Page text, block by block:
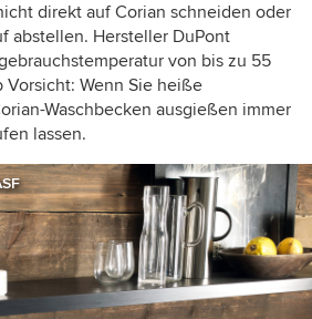
direkt auf Corian schneiden oder
abstellen. Hersteller DuPont
von bis zu 55
Vorsicht: Wenn Sie heiße
Waschbecken ausgießen immer
lassen.